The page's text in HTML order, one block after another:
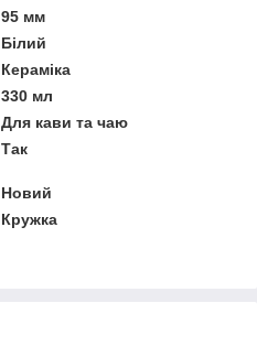
95 мм
Білий
Кераміка
330 мл
Для кави та чаю
Так
Новий
Кружка